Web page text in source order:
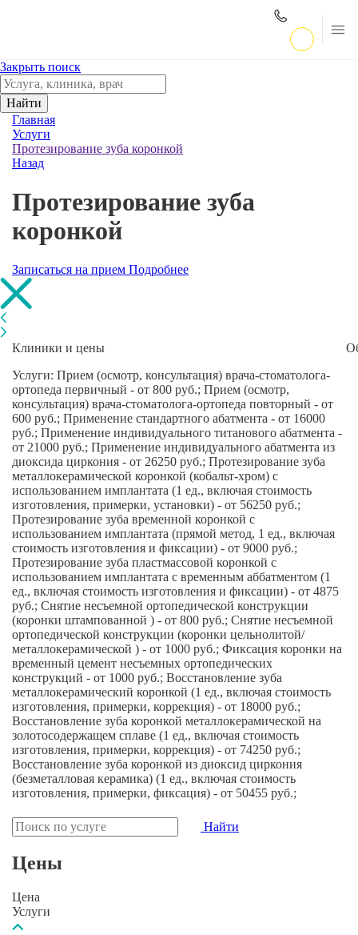
Закрыть поиск
Найти
Главная
Услуги
Протезирование зуба коронкой
Назад
Протезирование зуба
коронкой
Записаться на прием Подробнее
Клиники и цены
Услуги: Прием (осмотр, консультация) врача-стоматолога-
ортопеда первичный - от 800 руб.; Прием (осмотр,
консультация) врача-стоматолога-ортопеда повторный - от
600 руб.; Применение стандартного абатмента - от 16000
руб.; Применение индивидуального титанового абатмента -
от 21000 руб.; Применение индивидуального абатмента из
диоксида циркония - от 26250 руб.; Протезирование зуба
металлокерамической коронкой (кобальт-хром) с
использованием имплантата (1 ед., включая стоимость
изготовления, примерки, установки) - от 56250 руб.;
Протезирование зуба временной коронкой с
использованием имплантата (прямой метод, 1 ед., включая
стоимость изготовления и фиксации) - от 9000 руб.;
Протезирование зуба пластмассовой коронкой с
использованием имплантата с временным аббатментом (1
ед., включая стоимость изготовления и фиксации) - от 4875
руб.; Снятие несъемной ортопедической конструкции
(коронки штампованной ) - от 800 руб.; Снятие несъемной
ортопедической конструкции (коронки цельнолитой/
металлокерамической ) - от 1000 руб.; Фиксация коронки на
временный цемент несъемных ортопедических
конструкций - от 1000 руб.; Восстановление зуба
металлокерамический коронкой (1 ед., включая стоимость
изготовления, примерки, коррекция) - от 18000 руб.;
Восстановление зуба коронкой металлокерамической на
золотосодержащем сплаве (1 ед., включая стоимость
изготовления, примерки, коррекция) - от 74250 руб.;
Восстановление зуба коронкой из диоксид циркония
(безметалловая керамика) (1 ед., включая стоимость
изготовления, примерки, фиксация) - от 50455 руб.;
Найти
Цены
Цена
Услуги